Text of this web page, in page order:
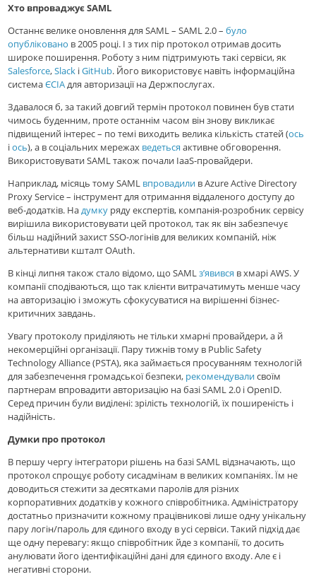
Хто впроваджує SAML
Останнє велике оновлення для SAML – SAML 2.0 –було
опубліковано в 2005 році. І з тих пір протокол отримав досить
широке поширення. Роботу з ним підтримують такі сервіси, як
Salesforce,Slack іGitHub. Його використовує навіть інформаційна
системаЄСІАдля авторизації на Держпослугах.
Здавалося б, за такий довгий термін протокол повинен був стати
чимось буденним, проте останнім часом він знову викликає
підвищений інтерес – по темі виходить велика кількість статей (ось
іось), а в соціальних мережах ведеться активне обговорення.
Використовувати SAML також почали IaaS-провайдери.
Наприклад, місяць тому SAML впровадили в Azure Active Directory
Proxy Service – інструмент для отримання віддаленого доступу до
веб-додатків. Надумку ряду експертів, компанія-розробник сервісу
вирішила використовувати цей протокол, так як він забезпечує
більш надійний захист SSO-логінів для великих компаній, ніж
альтернативи кшталт OAuth.
В кінці липня також стало відомо, що SAMLз’явився в хмарі AWS. У
компанії сподіваються, що так клієнти витрачатимуть менше часу
на авторизацію і зможуть сфокусуватися на вирішенні бізнес-
критичних завдань.
Увагу протоколу приділяють не тільки хмарні провайдери, а й
некомерційні організації. Пару тижнів тому в Public Safety
Technology Alliance (PSTA), яка займається просуванням технологій
для забезпечення громадської безпеки, рекомендувалисвоїм
партнерам впровадити авторизацію на базі SAML 2.0 і OpenID.
Серед причин були виділені: зрілість технологій, їх поширеність і
надійність.
Думки про протокол
В першу чергу інтегратори рішень на базі SAML відзначають, що
протокол спрощує роботу сисадмінам в великих компаніях. Їм не
доводиться стежити за десятками паролів для різних
корпоративних додатків у кожного співробітника. Адміністратору
достатньо призначити кожному працівникові лише одну унікальну
пару логін/пароль для єдиного входу в усі сервіси. Такий підхід дає
ще одну перевагу: якщо співробітник йде з компанії, то досить
анулювати його ідентифікаційні дані для єдиного входу. Але є і
негативні сторони.